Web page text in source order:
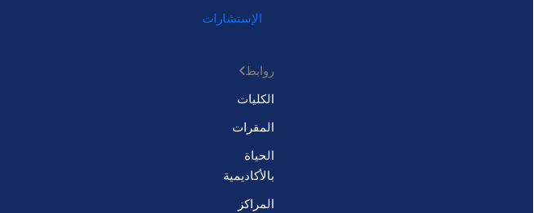
الإستشارات
روابط
الكليات
المقرات
الحياة
بالأكاديمية
المراكز